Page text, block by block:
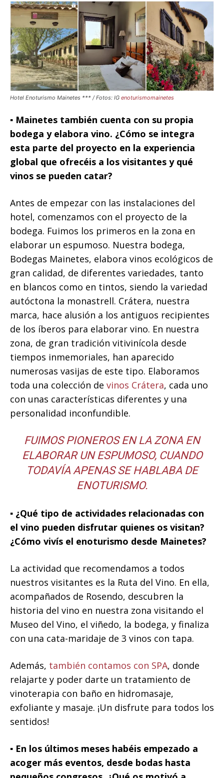
Hotel Enoturismo Mainetes *** / Fotos: IG enoturismomainetes
▪️ Mainetes también cuenta con su propia
bodega y elabora vino. ¿Cómo se integra
esta parte del proyecto en la experiencia
global que ofrecéis a los visitantes y qué
vinos se pueden catar?
Antes de empezar con las instalaciones del
hotel, comenzamos con el proyecto de la
bodega. Fuimos los primeros en la zona en
elaborar un espumoso. Nuestra bodega,
Bodegas Mainetes, elabora vinos ecológicos de
gran calidad, de diferentes variedades, tanto
en blancos como en tintos, siendo la variedad
autóctona la monastrell. Crátera, nuestra
marca, hace alusión a los antiguos recipientes
de los íberos para elaborar vino. En nuestra
zona, de gran tradición vitivinícola desde
tiempos inmemoriales, han aparecido
numerosas vasijas de este tipo. Elaboramos
toda una colección de vinos Crátera, cada uno
con unas características diferentes y una
personalidad inconfundible.
FUIMOS PIONEROS EN LA ZONA EN
ELABORAR UN ESPUMOSO, CUANDO
TODAVÍA APENAS SE HABLABA DE
ENOTURISMO.
▪️ ¿Qué tipo de actividades relacionadas con
el vino pueden disfrutar quienes os visitan?
¿Cómo vivís el enoturismo desde Mainetes?
La actividad que recomendamos a todos
nuestros visitantes es la Ruta del Vino. En ella,
acompañados de Rosendo, descubren la
historia del vino en nuestra zona visitando el
Museo del Vino, el viñedo, la bodega, y finaliza
con una cata-maridaje de 3 vinos con tapa.
Además, también contamos con SPA, donde
relajarte y poder darte un tratamiento de
vinoterapia con baño en hidromasaje,
exfoliante y masaje. ¡Un disfrute para todos los
sentidos!
▪️ En los últimos meses habéis empezado a
acoger más eventos, desde bodas hasta